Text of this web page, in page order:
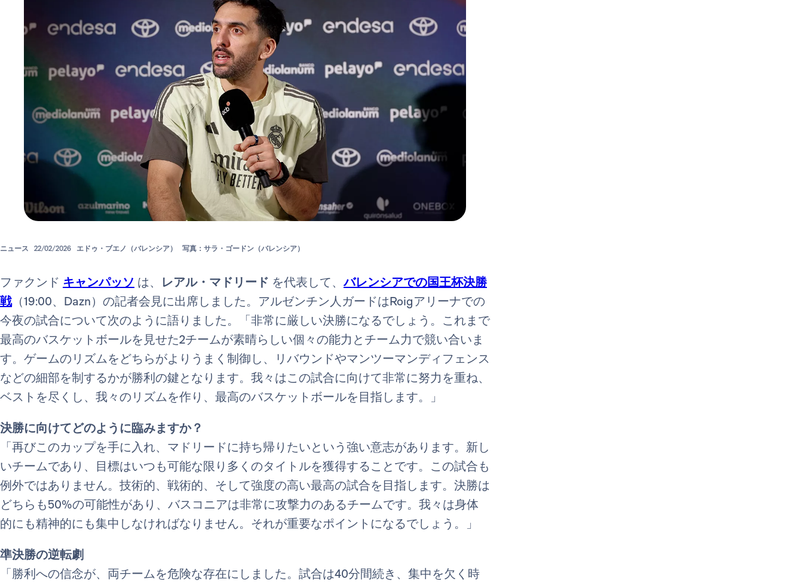
ニュース 22/02/2026 エドゥ・ブエノ（バレンシア） 写真：サラ・ゴードン（バレンシア）
ファクンド キャンパッソ は、 レアル・マドリード を代表して、バレンシアでの国王杯決勝
戦（19:00、Dazn）の記者会見に出席しました。アルゼンチン人ガードはRoigアリーナでの
今夜の試合について次のように語りました。「非常に厳しい決勝になるでしょう。これまで
最高のバスケットボールを見せた2チームが素晴らしい個々の能力とチーム力で競い合いま
す。ゲームのリズムをどちらがよりうまく制御し、リバウンドやマンツーマンディフェンス
などの細部を制するかが勝利の鍵となります。我々はこの試合に向けて非常に努力を重ね、
ベストを尽くし、我々のリズムを作り、最高のバスケットボールを目指します。」
決勝に向けてどのように臨みますか？
「再びこのカップを手に入れ、マドリードに持ち帰りたいという強い意志があります。新し
いチームであり、目標はいつも可能な限り多くのタイトルを獲得することです。この試合も
例外ではありません。技術的、戦術的、そして強度の高い最高の試合を目指します。決勝は
どちらも50%の可能性があり、バスコニアは非常に攻撃力のあるチームです。我々は身体
的にも精神的にも集中しなければなりません。それが重要なポイントになるでしょう。」
準決勝の逆転劇
「勝利への信念が、両チームを危険な存在にしました。試合は40分間続き、集中を欠く時